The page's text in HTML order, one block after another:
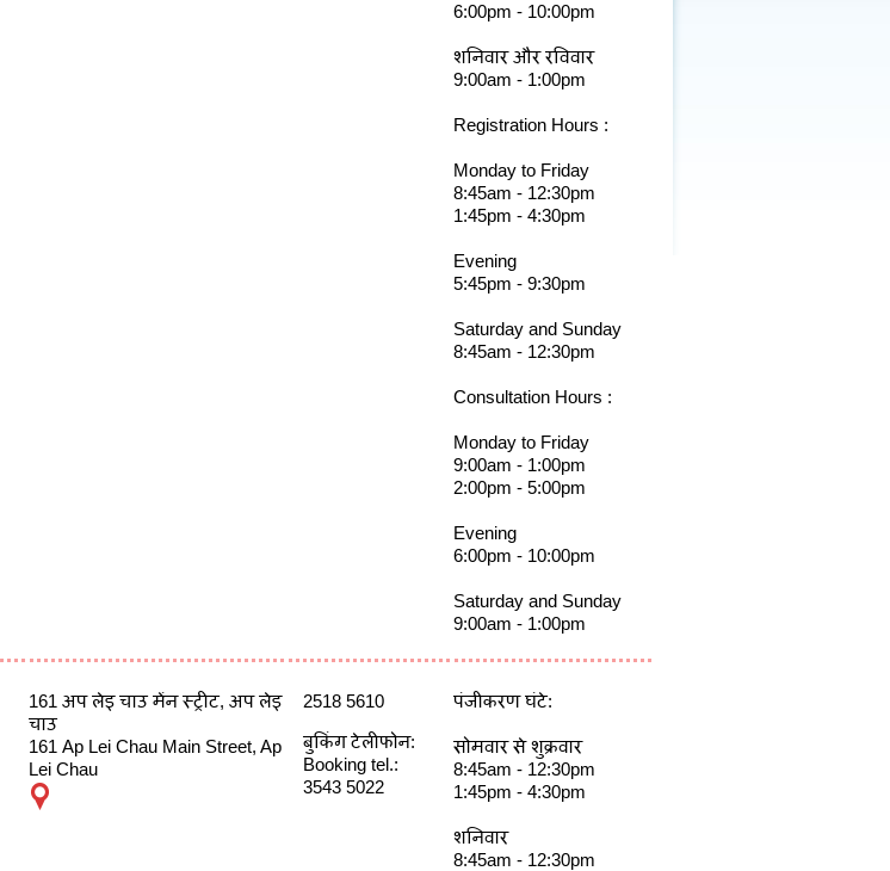
6:00pm - 10:00pm
शनिवार और रविवार
9:00am - 1:00pm
Registration Hours :
Monday to Friday
8:45am - 12:30pm
1:45pm - 4:30pm
Evening
5:45pm - 9:30pm
Saturday and Sunday
8:45am - 12:30pm
Consultation Hours :
Monday to Friday
9:00am - 1:00pm
2:00pm - 5:00pm
Evening
6:00pm - 10:00pm
Saturday and Sunday
9:00am - 1:00pm
161 अप लेइ चाउ मेंन स्ट्रीट, अप लेइ
चाउ
161 Ap Lei Chau Main Street, Ap
Lei Chau
2518 5610
बुकिंग टेलीफोन:
Booking tel.:
3543 5022
पंजीकरण घंटे:
सोमवार से शुक्रवार
8:45am - 12:30pm
1:45pm - 4:30pm
शनिवार
8:45am - 12:30pm